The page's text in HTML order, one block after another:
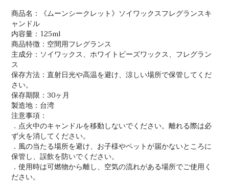
商品名：《ムーンシークレット》ソイワックスフレグランスキ
ャンドル
内容量：125ml
商品特徴：空間用フレグランス
主成分：ソイワックス、ホワイトビーズワックス、フレグラン
ス
保存方法：直射日光や高温を避け、涼しい場所で保管してくだ
さい。
保存期限：30ヶ月
製造地：台湾
注意事項：
．点火中のキャンドルを移動しないでください。離れる際は必
ず火を消してください。
．風の当たる場所を避け、お子様やペットが届かないところに
保管し、誤飲を防いでください。
．使用時は可燃物から離し、空気の流れがある場所でご使用く
ださい。